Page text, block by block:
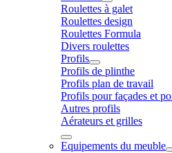
Roulettes à galet
Roulettes design
Roulettes Formula
Divers roulettes
Profils
Profils de plinthe
Profils plan de travail
Profils pour façades et
Autres profils
Aérateurs et grilles
Equipements du meuble